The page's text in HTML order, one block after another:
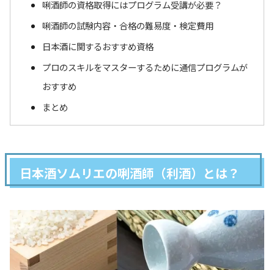
唎酒師の資格取得にはプログラム受講が必要？
唎酒師の試験内容・合格の難易度・検定費用
日本酒に関するおすすめ資格
プロのスキルをマスターするために通信プログラムが
おすすめ
まとめ
日本酒ソムリエの唎酒師（利酒）とは？